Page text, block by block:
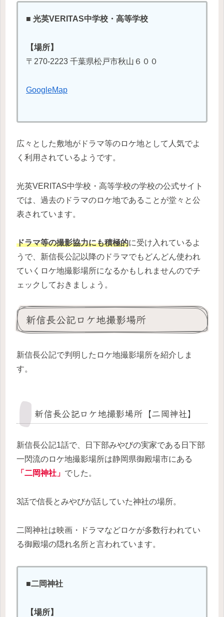
■ 光英VERITAS中学校・高等学校
【場所】
〒270-2223 千葉県松戸市秋山６００
GoogleMap
広々とした敷地がドラマ等のロケ地として人気でよ
く利用されているようです。
光英VERITAS中学校・高等学校の学校の公式サイト
では、過去のドラマのロケ地であることが堂々と公
表されています。
ドラマ等の撮影協力にも積極的に受け入れているよ
うで、新信長公記以降のドラマでもどんどん使われ
ていくロケ地撮影場所になるかもしれませんのでチ
ェックしておきましょう。
新信長公記ロケ地撮影場所
新信長公記で判明したロケ地撮影場所を紹介しま
す。
新信長公記ロケ地撮影場所【二岡神社】
新信長公記1話で、日下部みやびの実家である日下部
一閃流のロケ地撮影場所は静岡県御殿場市にある
「二岡神社」 でした。
3話で信長とみやびが話していた神社の場所。
二岡神社は映画・ドラマなどロケが多数行われてい
る御殿場の隠れ名所と言われています。
■二岡神社
【場所】